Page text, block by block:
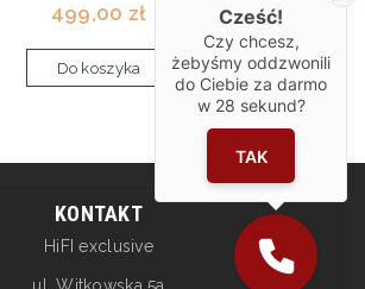
499,00 zł
Do koszyka
KONTAKT
HiFI exclusive
Cześć!
Czy chcesz,
żebyśmy oddzwonili
do Ciebie za darmo
w 28 sekund?
TAK